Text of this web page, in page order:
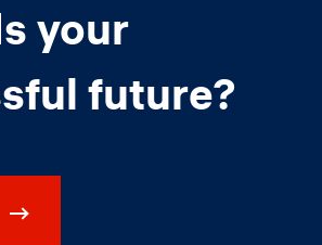
your
future?